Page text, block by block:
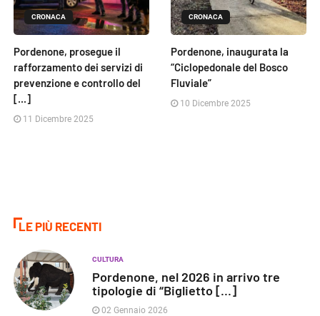
CRONACA
Pordenone, prosegue il
rafforzamento dei servizi di
prevenzione e controllo del
[...]
11 Dicembre 2025
CRONACA
Pordenone, inaugurata la
“Ciclopedonale del Bosco
Fluviale”
10 Dicembre 2025
LE PIÙ RECENTI
CULTURA
Pordenone, nel 2026 in arrivo tre
tipologie di “Biglietto [...]
02 Gennaio 2026